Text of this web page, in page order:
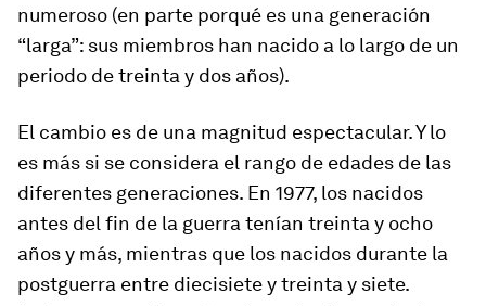
numeroso (en parte porqué es una generación
“larga”: sus miembros han nacido a lo largo de un
periodo de treinta y dos años).
El cambio es de una magnitud espectacular. Y lo
es más si se considera el rango de edades de las
diferentes generaciones. En 1977, los nacidos
antes del fin de la guerra tenían treinta y ocho
años y más, mientras que los nacidos durante la
postguerra entre diecisiete y treinta y siete.